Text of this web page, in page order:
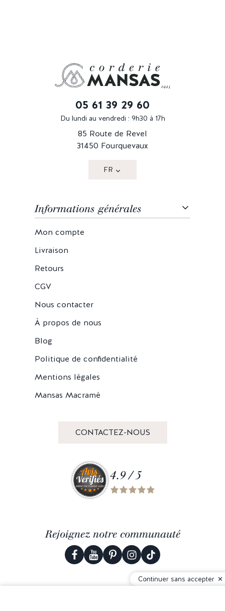
05 61 39 29 60
Du lundi au vendredi : 9h30 à 17h
85 Route de Revel
31450 Fourquevaux
FR
Informations générales
Mon compte
Livraison
Retours
CGV
Nous contacter
À propos de nous
Blog
Politique de confidentialité
Mentions légales
Mansas Macramé
CONTACTEZ-NOUS
4.9 / 5
Rejoignez notre communauté
Continuer sans accepter